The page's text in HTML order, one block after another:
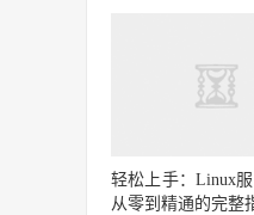
轻松上手：Linux
从零到精通的完整